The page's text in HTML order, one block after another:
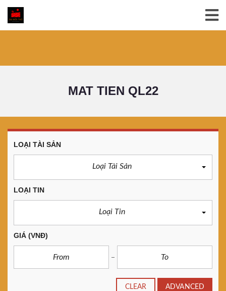
MAT TIEN QL22
LOẠI TÀI SẢN
Loại Tài Sản
LOẠI TIN
Loại Tin
GIÁ (VNĐ)
CLEAR ADVANCED